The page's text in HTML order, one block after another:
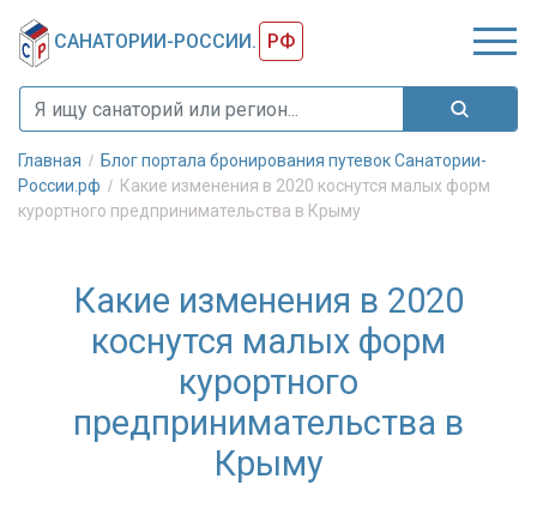
САНАТОРИИ-РОССИИ. РФ
Главная
Блог портала бронирования путевок Санатории-
России.рф
Какие изменения в 2020 коснутся малых форм
курортного предпринимательства в Крыму
Какие изменения в 2020
коснутся малых форм
курортного
предпринимательства в
Крыму